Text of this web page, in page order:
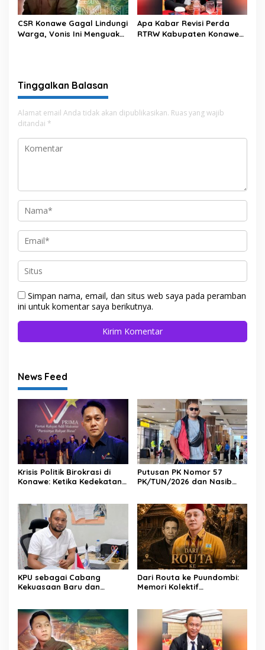
CSR Konawe Gagal Lindungi
Warga, Vonis Ini Menguak
Apa Kabar Revisi Perda
RTRW Kabupaten Konawe
Tinggalkan Balasan
Alamat email Anda tidak akan dipublikasikan. Ruas yang wajib
ditandai *
Simpan nama, email, dan situs web saya pada peramban
ini untuk komentar saya berikutnya.
News Feed
Krisis Politik Birokrasi di
Konawe: Ketika Kedekatan
Putusan PK Nomor 57
PK/TUN/2026 dan Nasib
KPU sebagai Cabang
Kekuasaan Baru dan
Dari Routa ke Puundombi:
Memori Kolektif